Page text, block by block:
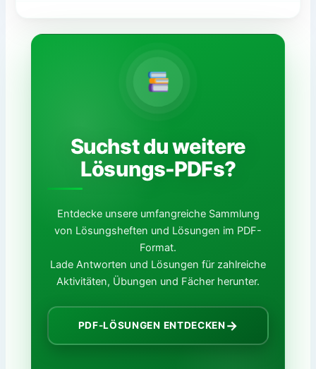
Suchst du weitere
Lösungs-PDFs?
Entdecke unsere umfangreiche Sammlung
von Lösungsheften und Lösungen im PDF-
Format.
Lade Antworten und Lösungen für zahlreiche
Aktivitäten, Übungen und Fächer herunter.
PDF-LÖSUNGEN ENTDECKEN→